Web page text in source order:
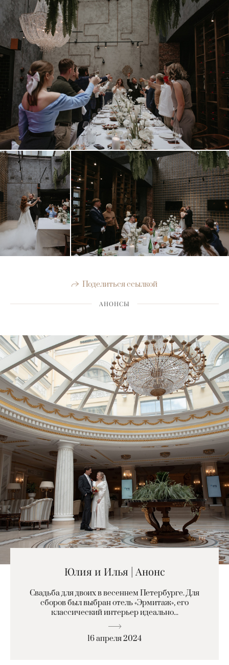
Поделиться ссылкой
АНОНСЫ
Юлия и Илья | Анонс
Свадьба для двоих в весеннем Петербурге. Для
сборов был выбран отель «Эрмитаж», его
классический интерьер идеально...
16 апреля 2024